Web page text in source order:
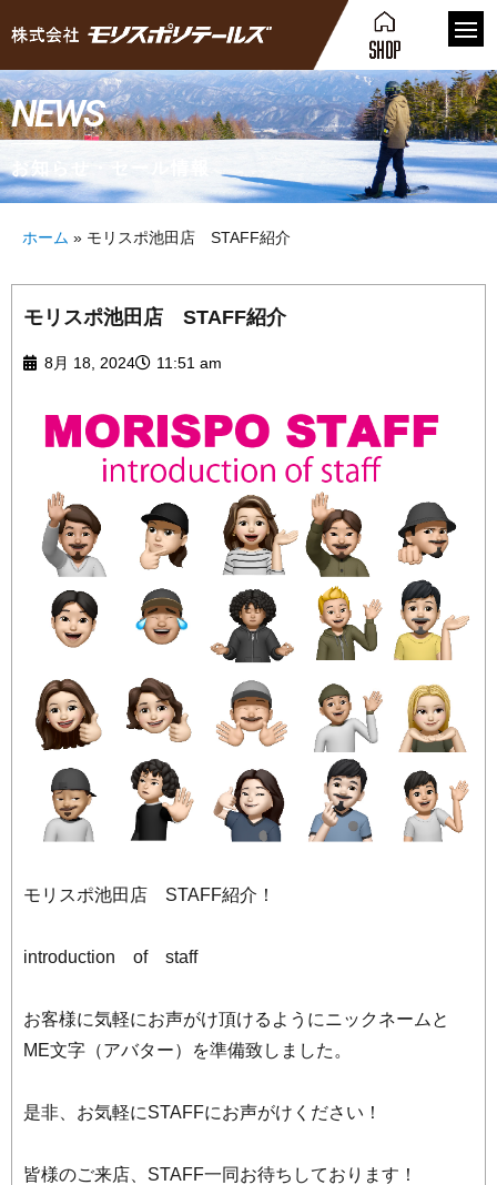
NEWS
お知らせ・セール情報
ホーム » モリスポ池田店 STAFF紹介
モリスポ池田店 STAFF紹介
8月 18, 2024 11:51 am
モリスポ池田店 STAFF紹介！
introduction of staff
お客様に気軽にお声がけ頂けるようにニックネームと
ME文字（アバター）を準備致しました。
是非、お気軽にSTAFFにお声がけください！
皆様のご来店、STAFF一同お待ちしております！